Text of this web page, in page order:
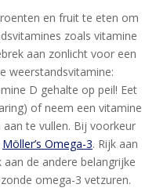
en fruit te eten om
zoals vitamine
aan zonlicht voor een
weerstandsvitamine:
D gehalte op peil! Eet
of neem een vitamine
te vullen. Bij voorkeur
Möller’s Omega-3. Rijk aan
de andere belangrijke
omega-3 vetzuren.